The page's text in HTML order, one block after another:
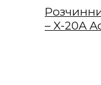
– X-20A